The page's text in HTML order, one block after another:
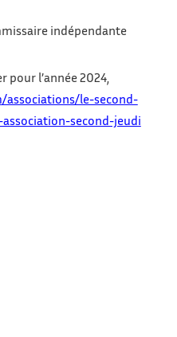
indépendante
pour l’année 2024,
associations/le-second-
second-jeudi